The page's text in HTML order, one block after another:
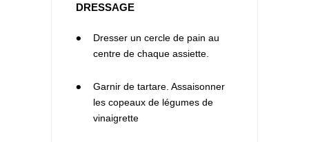
DRESSAGE
Dresser un cercle de pain au
centre de chaque assiette.
Garnir de tartare. Assaisonner
les copeaux de légumes de
vinaigrette